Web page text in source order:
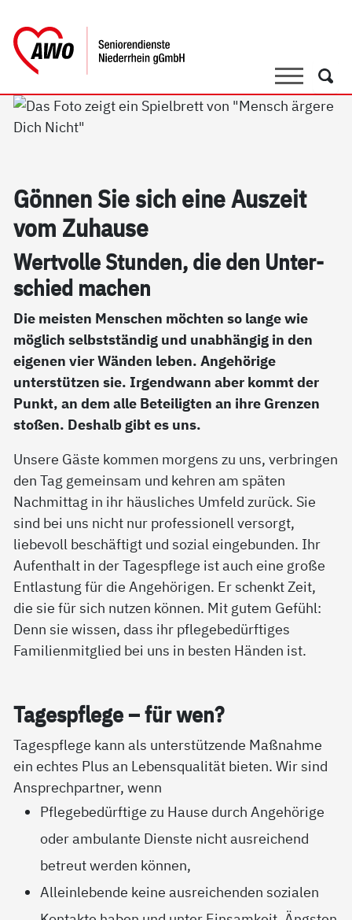
SucheSuche
Gön­nen Sie sich ei­ne Aus­zeit
vom Zu­hau­se
Wert­vol­le Stun­den, die den Un­ter­
schied ma­chen
Die meisten Menschen möchten so lange wie
möglich selbstständig und unabhängig in den
eigenen vier Wänden leben. Angehörige
unterstützen sie. Irgendwann aber kommt der
Punkt, an dem alle Beteiligten an ihre Grenzen
stoßen. Deshalb gibt es uns.
Unsere Gäste kommen morgens zu uns, verbringen
den Tag gemeinsam und kehren am späten
Nachmittag in ihr häusliches Umfeld zurück. Sie
sind bei uns nicht nur professionell versorgt,
liebevoll beschäftigt und sozial eingebunden. Ihr
Aufenthalt in der Tagespflege ist auch eine große
Entlastung für die Angehörigen. Er schenkt Zeit,
die sie für sich nutzen können. Mit gutem Gefühl:
Denn sie wissen, dass ihr pflegebedürftiges
Familienmitglied bei uns in besten Händen ist.
Ta­gespf­le­ge – für wen?
Tagespflege kann als unterstützende Maßnahme
ein echtes Plus an Lebensqualität bieten. Wir sind
Ansprechpartner, wenn
Pflegebedürftige zu Hause durch Angehörige
oder ambulante Dienste nicht ausreichend
betreut werden können,
Alleinlebende keine ausreichenden sozialen